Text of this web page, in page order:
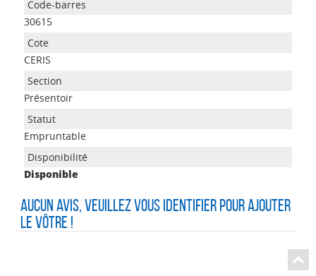
30615
CERIS
Présentoir
Empruntable
Disponible
Aucun avis, veuillez vous identifier pour ajouter
le vôtre !